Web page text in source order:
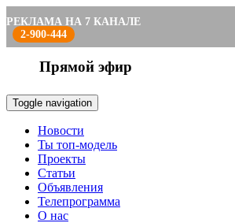
РЕКЛАМА НА 7 КАНАЛЕ
2-900-444
Прямой эфир
Toggle navigation
Новости
Ты топ-модель
Проекты
Статьи
Объявления
Телепрограмма
О нас